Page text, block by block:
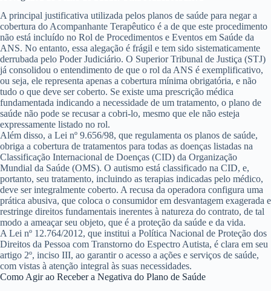
A principal justificativa utilizada pelos planos de saúde para negar a
cobertura do Acompanhante Terapêutico é a de que este procedimento
não está incluído no Rol de Procedimentos e Eventos em Saúde da
ANS. No entanto, essa alegação é frágil e tem sido sistematicamente
derrubada pelo Poder Judiciário. O Superior Tribunal de Justiça (STJ)
já consolidou o entendimento de que o rol da ANS é exemplificativo,
ou seja, ele representa apenas a cobertura mínima obrigatória, e não
tudo o que deve ser coberto. Se existe uma prescrição médica
fundamentada indicando a necessidade de um tratamento, o plano de
saúde não pode se recusar a cobri-lo, mesmo que ele não esteja
expressamente listado no rol.
Além disso, a Lei nº 9.656/98, que regulamenta os planos de saúde,
obriga a cobertura de tratamentos para todas as doenças listadas na
Classificação Internacional de Doenças (CID) da Organização
Mundial da Saúde (OMS). O autismo está classificado na CID, e,
portanto, seu tratamento, incluindo as terapias indicadas pelo médico,
deve ser integralmente coberto. A recusa da operadora configura uma
prática abusiva, que coloca o consumidor em desvantagem exagerada e
restringe direitos fundamentais inerentes à natureza do contrato, de tal
modo a ameaçar seu objeto, que é a proteção da saúde e da vida.
A Lei nº 12.764/2012, que institui a Política Nacional de Proteção dos
Direitos da Pessoa com Transtorno do Espectro Autista, é clara em seu
artigo 2º, inciso III, ao garantir o acesso a ações e serviços de saúde,
com vistas à atenção integral às suas necessidades.
Como Agir ao Receber a Negativa do Plano de Saúde